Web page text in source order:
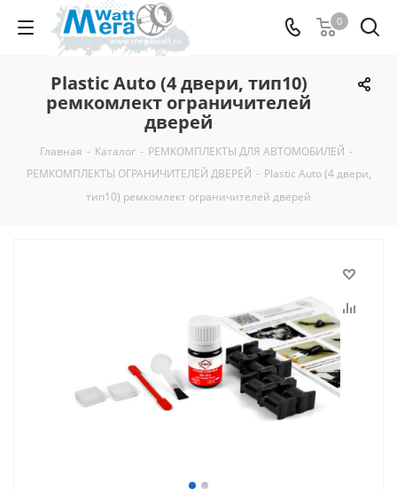
0
Plastic Auto (4 двери, тип10)
ремкомлект ограничителей
дверей
Главная - Каталог - РЕМКОМПЛЕКТЫ ДЛЯ АВТОМОБИЛЕЙ -
РЕМКОМПЛЕКТЫ ОГРАНИЧИТЕЛЕЙ ДВЕРЕЙ - Plastic Auto (4 двери,
тип10) ремкомлект ограничителей дверей